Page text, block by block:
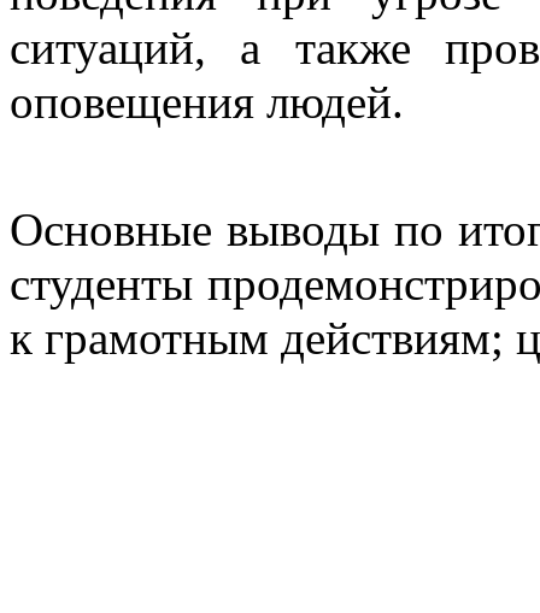
ситуаций, а также
оповещения людей.
Основные выводы по
студенты
к грамотным действиям;